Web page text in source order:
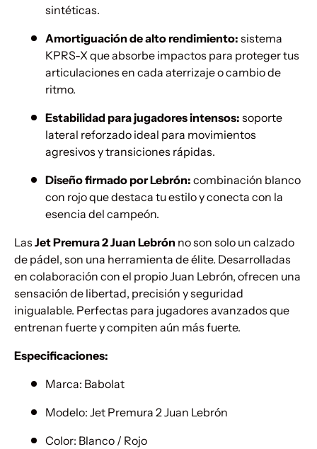
sintéticas.
Amortiguación de alto rendimiento: sistema
KPRS-X que absorbe impactos para proteger tus
articulaciones en cada aterrizaje o cambio de
ritmo.
Estabilidad para jugadores intensos: soporte
lateral reforzado ideal para movimientos
agresivos y transiciones rápidas.
Diseño firmado por Lebrón: combinación blanco
con rojo que destaca tu estilo y conecta con la
esencia del campeón.
Las Jet Premura 2 Juan Lebrón no son solo un calzado
de pádel, son una herramienta de élite. Desarrolladas
en colaboración con el propio Juan Lebrón, ofrecen una
sensación de libertad, precisión y seguridad
inigualable. Perfectas para jugadores avanzados que
entrenan fuerte y compiten aún más fuerte.
Especificaciones:
Marca: Babolat
Modelo: Jet Premura 2 Juan Lebrón
Color: Blanco / Rojo